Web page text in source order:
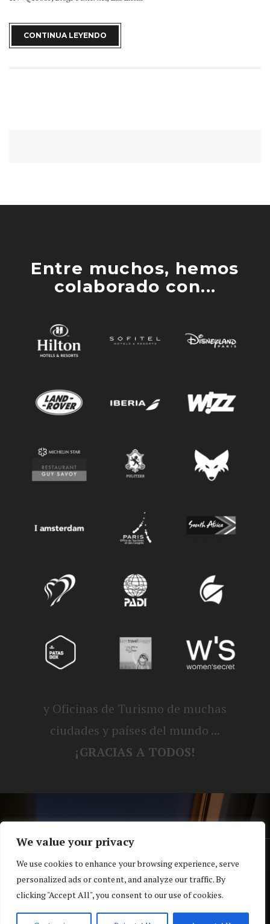
We value your privacy
We use cookies to enhance your browsing experience, serve
personalized ads or content, and analyze our traffic. By
clicking "Accept All", you consent to our use of cookies.
CONTINUA LEYENDO
Entre muchos, hemos
colaborado con...
y Oficinas de Turismo de muchas
ciudades y países del mundo ...
¡GRACIAS A TODOS!
® Blog personal de Alex, Nerea, Turbo y
Koko |Política de privacidad y cookies
Top